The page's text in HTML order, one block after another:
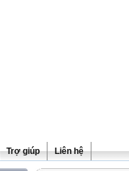
Trợ giúp Liên hệ